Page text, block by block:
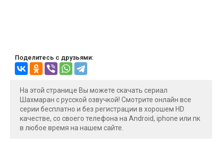
Поделитесь с друзьями:
На этой странице Вы можете скачать сериал
Шахмаран с русской озвучкой! Смотрите онлайн все
серии бесплатно и без регистрации в хорошем HD
качестве, со своего телефона на Android, iphone или пк
в любое время на нашем сайте.